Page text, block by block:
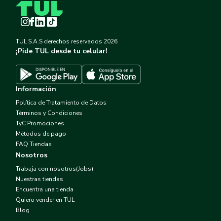
Instagram
Facebook
LinkedInTikTok
TUL S.A.S derechos reservados 2026
¡Pide TUL desde tu celular!
Descargar TUL en Google Play
Información
Política de Tratamiento de Datos
Términos y Condiciones
TyC Promociones
Métodos de pago
FAQ Tiendas
Nosotros
Trabaja con nosotros(Jobs)
Nuestras tiendas
Encuentra una tienda
Quiero vender en TUL
Blog